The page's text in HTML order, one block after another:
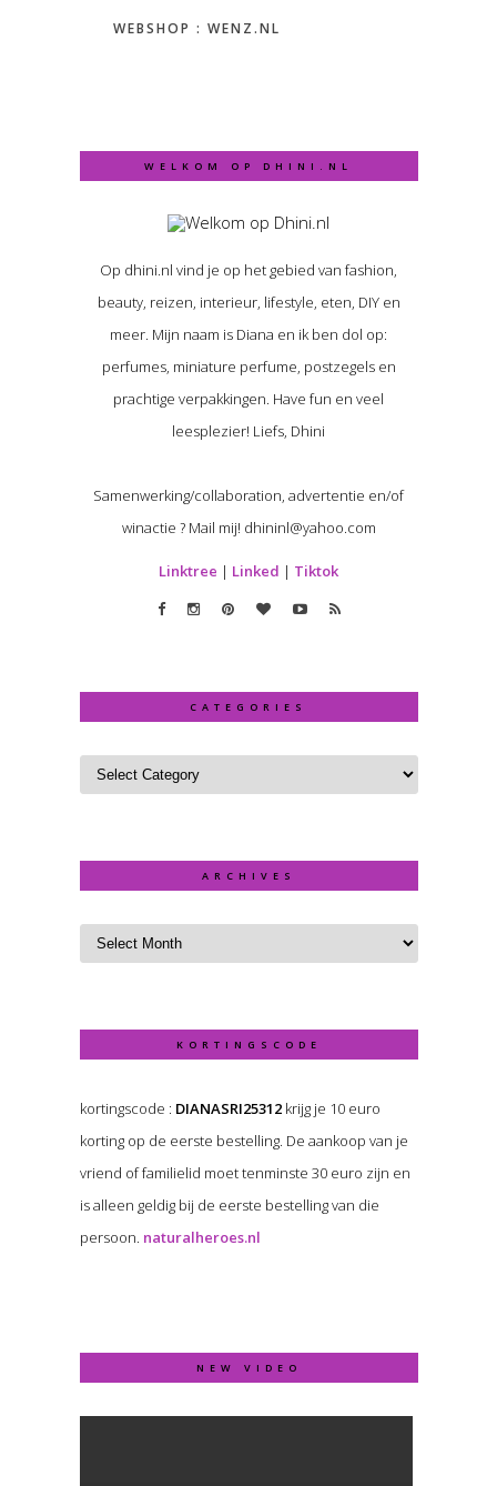
WEBSHOP : WENZ.NL
WELKOM OP DHINI.NL
Op dhini.nl vind je op het gebied van fashion,
beauty, reizen, interieur, lifestyle, eten, DIY en
meer. Mijn naam is Diana en ik ben dol op:
perfumes, miniature perfume, postzegels en
prachtige verpakkingen. Have fun en veel
leesplezier! Liefs, Dhini
Samenwerking/collaboration, advertentie en/of
winactie ? Mail mij! dhininl@yahoo.com
Linktree | Linked | Tiktok
CATEGORIES
ARCHIVES
KORTINGSCODE
kortingscode : DIANASRI25312krijg je 10 euro
korting op de eerste bestelling. De aankoop van je
vriend of familielid moet tenminste 30 euro zijn en
is alleen geldig bij de eerste bestelling van die
persoon. naturalheroes.nl
NEW VIDEO